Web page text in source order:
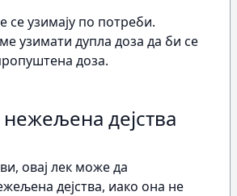
се узимају по потреби.
узимати дупла доза да би се
доза.
дејства
овај лек може да
дејства, иако она не